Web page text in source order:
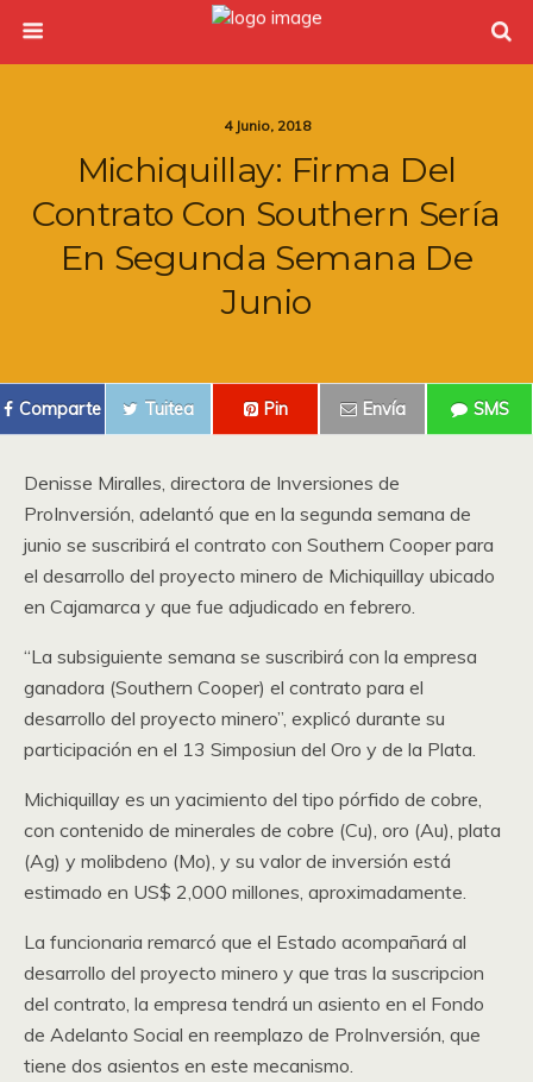
4 Junio, 2018
Michiquillay: Firma Del
Contrato Con Southern Sería
En Segunda Semana De
Junio
Comparte Tuitea Pin Envía SMS
Denisse Miralles, directora de Inversiones de
ProInversión, adelantó que en la segunda semana de
junio se suscribirá el contrato con Southern Cooper para
el desarrollo del proyecto minero de Michiquillay ubicado
en Cajamarca y que fue adjudicado en febrero.
“La subsiguiente semana se suscribirá con la empresa
ganadora (Southern Cooper) el contrato para el
desarrollo del proyecto minero”, explicó durante su
participación en el 13 Simposiun del Oro y de la Plata.
Michiquillay es un yacimiento del tipo pórfido de cobre,
con contenido de minerales de cobre (Cu), oro (Au), plata
(Ag) y molibdeno (Mo), y su valor de inversión está
estimado en US$ 2,000 millones, aproximadamente.
La funcionaria remarcó que el Estado acompañará al
desarrollo del proyecto minero y que tras la suscripcion
del contrato, la empresa tendrá un asiento en el Fondo
de Adelanto Social en reemplazo de ProInversión, que
tiene dos asientos en este mecanismo.